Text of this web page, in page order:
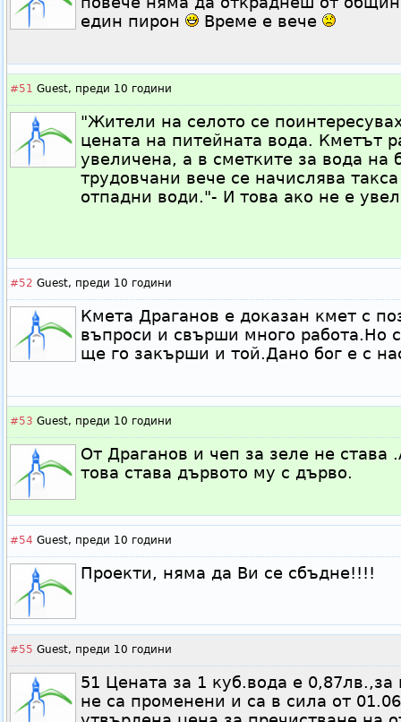
един пирон
Време е вече
#51 Guest, преди 10 години
"Жители на селото се
цената на питейната вода. Кметът
увеличена, а в сметките за вода на
трудовчани вече се начислява
отпадни води."- И това ако не е
#52 Guest, преди 10 години
Кмета Драганов е доказан кмет с
въпроси и свърши много работа.Но
ще го закърши и той.Дано бог е с
#53 Guest, преди 10 години
От Драганов и чеп за зеле не става
това става дървото му с дърво.
#54 Guest, преди 10 години
Проекти, няма да Ви се сбъдне!!!!
#55 Guest, преди 10 години
51 Цената за 1 куб.вода е
не са променени и са в сила от